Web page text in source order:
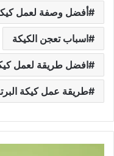
أفضل وصفة لعمل
اسباب تعجن الكيكة
افضل طريقة لعمل
طريقة عمل كيكة